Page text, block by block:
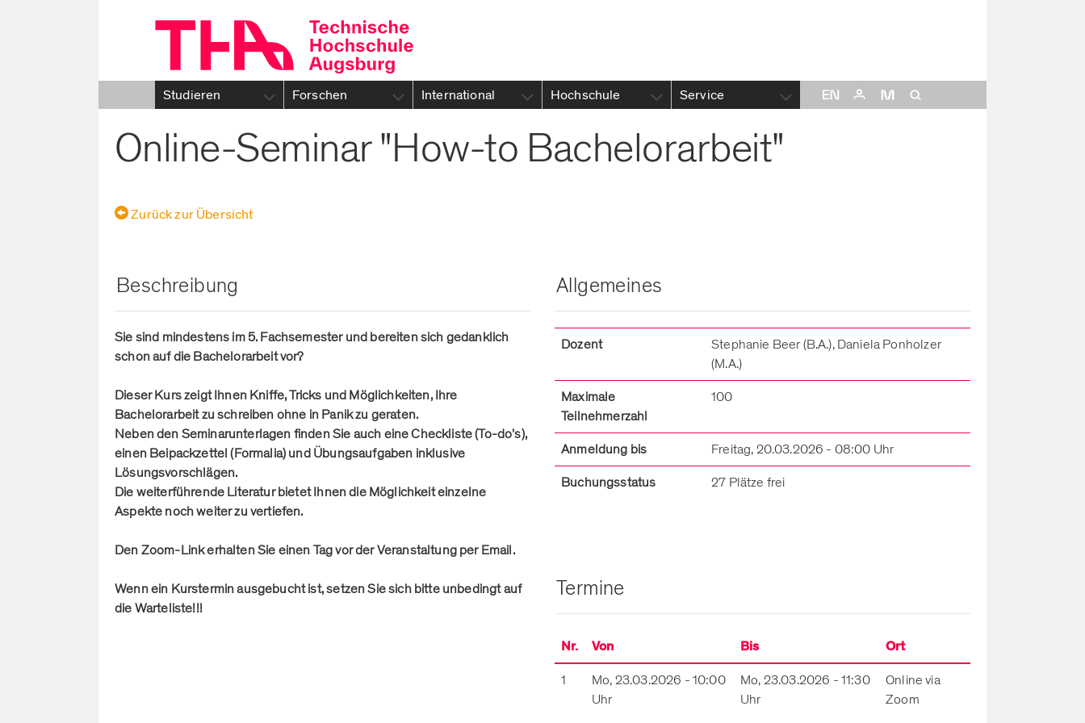
Studieren Forschen International Hochschule Service
Benutzername: Passwort:
Online-Seminar "How-to Bachelorarbeit"
Zurück zur Übersicht
Beschreibung
Sie sind mindestens im 5. Fachsemester und bereiten sich gedanklich
schon auf die Bachelorarbeit vor?
Dieser Kurs zeigt Ihnen Kniffe, Tricks und Möglichkeiten, Ihre
Bachelorarbeit zu schreiben ohne in Panik zu geraten.
Neben den Seminarunterlagen finden Sie auch eine Checkliste (To-do's),
einen Beipackzettel (Formalia) und Übungsaufgaben inklusive
Lösungsvorschlägen.
Die weiterführende Literatur bietet Ihnen die Möglichkeit einzelne
Aspekte noch weiter zu vertiefen.
Den Zoom-Link erhalten Sie einen Tag vor der Veranstaltung per Email.
Wenn ein Kurstermin ausgebucht ist, setzen Sie sich bitte unbedingt auf
die Warteliste!!!
Allgemeines
Dozent
Stephanie Beer (B.A.), Daniela Ponholzer
(M.A.)
Maximale
Teilnehmerzahl
100
Anmeldung bis
Freitag, 20.03.2026 - 08:00 Uhr
Buchungsstatus
27 Plätze frei
Termine
Nr. Von Bis
Ort
1
Mo, 23.03.2026 - 10:00
Uhr
Mo, 23.03.2026 - 11:30
Uhr
Online via
Zoom